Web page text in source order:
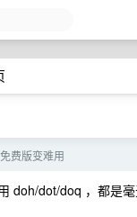
费版变难用
doh/dot/doq ，都是